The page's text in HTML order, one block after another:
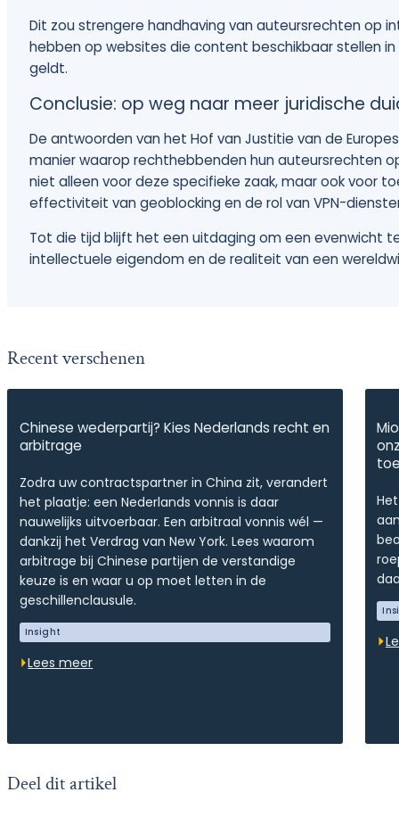
Dit zou strengere handhaving van auteursrechten op
hebben op websites die content beschikbaar stellen
geldt.
Conclusie: op weg naar meer juridische
De antwoorden van het Hof van Justitie van de
manier waarop rechthebbenden hun auteursrechten
niet alleen voor deze specifieke zaak, maar ook voor
effectiviteit van geoblocking en de rol van VPN-
Tot die tijd blijft het een uitdaging om een evenwicht
intellectuele eigendom en de realiteit van een
Recent verschenen
Chinese wederpartij? Kies Nederlands recht en
arbitrage
Zodra uw contractspartner in China zit, verandert
het plaatje: een Nederlands vonnis is daar
nauwelijks uitvoerbaar. Een arbitraal vonnis wél —
dankzij het Verdrag van New York. Lees waarom
arbitrage bij Chinese partijen de verstandige
keuze is en waar u op moet letten in de
geschillenclausule.
Insight
Lees meer
Deel dit artikel